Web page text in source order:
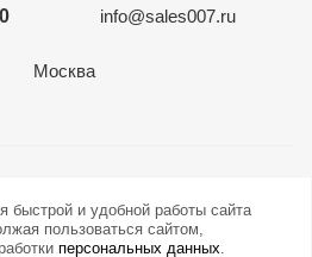
info@sales007.ru
Москва
быстрой и удобной работы сайта
пользоваться сайтом,
персональных данных.